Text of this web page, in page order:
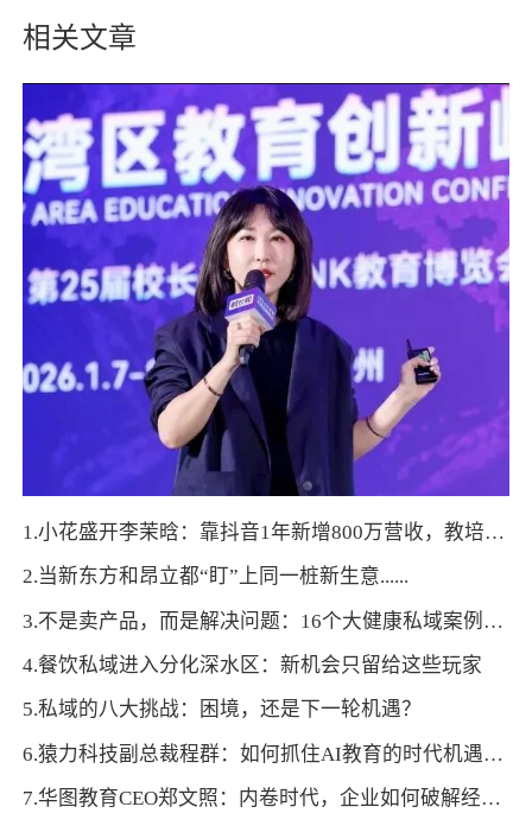
相关文章
1.小花盛开李茉晗：靠抖音1年新增800万营收，教培招生如何做到低成本、高转化？
2.当新东方和昂立都“盯”上同一桩新生意......
3.不是卖产品，而是解决问题：16个大健康私域案例的三大共通方法论
4.餐饮私域进入分化深水区：新机会只留给这些玩家
5.私域的八大挑战：困境，还是下一轮机遇？
6.猿力科技副总裁程群：如何抓住AI教育的时代机遇，打造有生命力的AI教育产品
7.华图教育CEO郑文照：内卷时代，企业如何破解经营痛点、用AI探寻新增长